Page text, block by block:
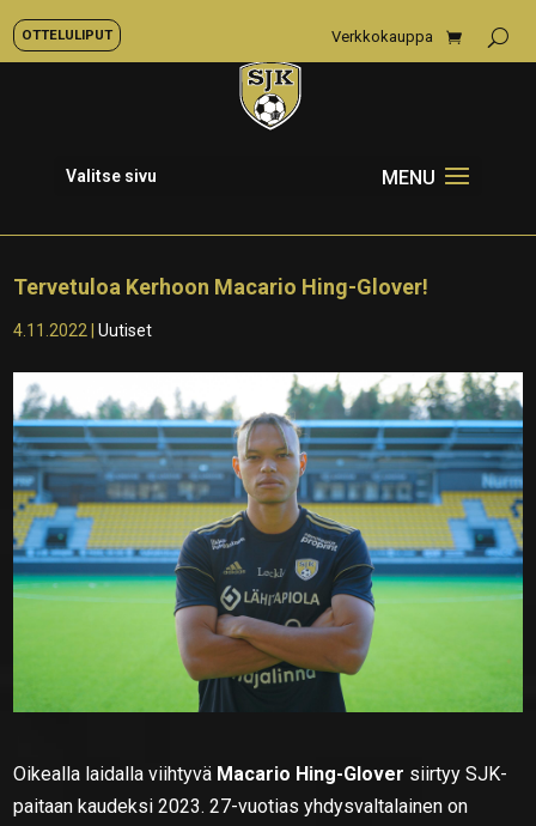
OTTELULIPUT Verkkokauppa
Valitse sivu
Tervetuloa Kerhoon Macario Hing-Glover!
4.11.2022 |Uutiset
Oikealla laidalla viihtyvä Macario Hing-Glover siirtyy SJK-
paitaan kaudeksi 2023. 27-vuotias yhdysvaltalainen on